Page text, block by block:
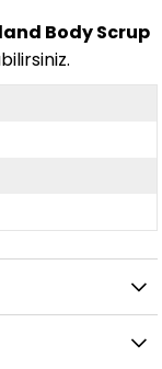
Body Scrup